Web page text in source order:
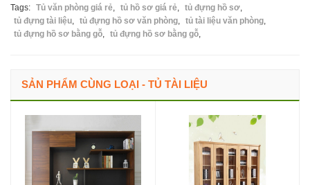
Tags: Tủ văn phòng giá rẻ, tủ hồ sơ giá rẻ, tủ đựng hồ sơ,
tủ đựng tài liệu, tủ đựng hồ sơ văn phòng, tủ tài liệu văn phòng,
tủ đựng hồ sơ bằng gỗ, tủ đựng hồ sơ bằng gỗ,
SẢN PHẨM CÙNG LOẠI - TỦ TÀI LIỆU